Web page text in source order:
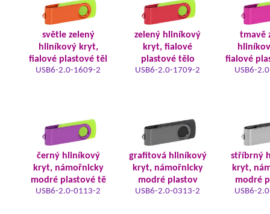
světle zelený
hliníkový kryt,
fialové plastové těl
USB6-2.0-1609-2
zelený hliníkový
kryt, fialové
plastové tělo
USB6-2.0-1709-2
tmavě
fialové
USB6-
černý hliníkový
kryt, námořnicky
modré plastové tě
USB6-2.0-0113-2
grafitová hliníkový
kryt, námořnicky
modré plastov
USB6-2.0-0313-2
stříbrný
kryt,
modré
USB6-